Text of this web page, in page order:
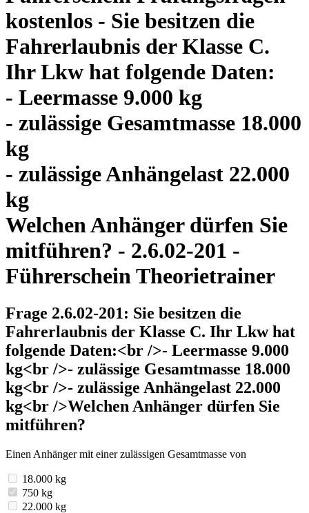
kostenlos - Sie besitzen die
Fahrerlaubnis der Klasse C.
Ihr Lkw hat folgende Daten:
- Leermasse 9.000 kg
- zulässige Gesamtmasse 18.000
kg
- zulässige Anhängelast 22.000
kg
Welchen Anhänger dürfen Sie
mitführen? - 2.6.02-201 -
Führerschein Theorietrainer
Frage 2.6.02-201: Sie besitzen die
Fahrerlaubnis der Klasse C. Ihr Lkw hat
folgende Daten:<br />- Leermasse 9.000
kg<br />- zulässige Gesamtmasse 18.000
kg<br />- zulässige Anhängelast 22.000
kg<br />Welchen Anhänger dürfen Sie
mitführen?
Einen Anhänger mit einer zulässigen Gesamtmasse von
18.000 kg
750 kg
22.000 kg